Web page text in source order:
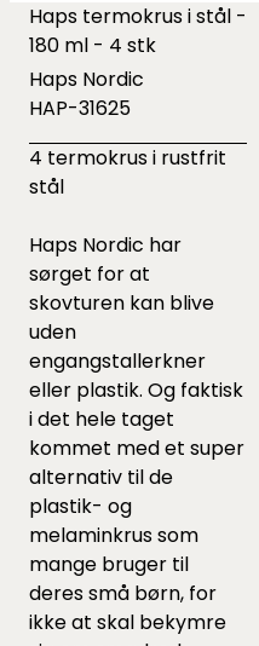
Haps termokrus i stål -
180 ml - 4 stk
Haps Nordic
HAP-31625
4 termokrus i rustfrit
stål
Haps Nordic har
sørget for at
skovturen kan blive
uden
engangstallerkner
eller plastik. Og faktisk
i det hele taget
kommet med et super
alternativ til de
plastik- og
melaminkrus som
mange bruger til
deres små børn, for
ikke at skal bekymre